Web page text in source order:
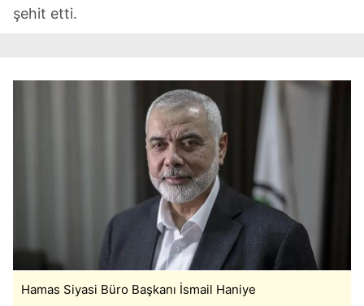
şehit etti.
Hamas Siyasi Büro Başkanı İsmail Haniye